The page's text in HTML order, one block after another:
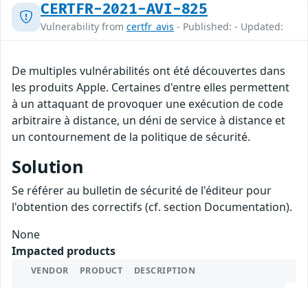
CERTFR-2021-AVI-825
Vulnerability from certfr_avis - Published: - Updated:
De multiples vulnérabilités ont été découvertes dans
les produits Apple. Certaines d'entre elles permettent
à un attaquant de provoquer une exécution de code
arbitraire à distance, un déni de service à distance et
un contournement de la politique de sécurité.
Solution
Se référer au bulletin de sécurité de l'éditeur pour
l'obtention des correctifs (cf. section Documentation).
None
Impacted products
VENDOR PRODUCT DESCRIPTION